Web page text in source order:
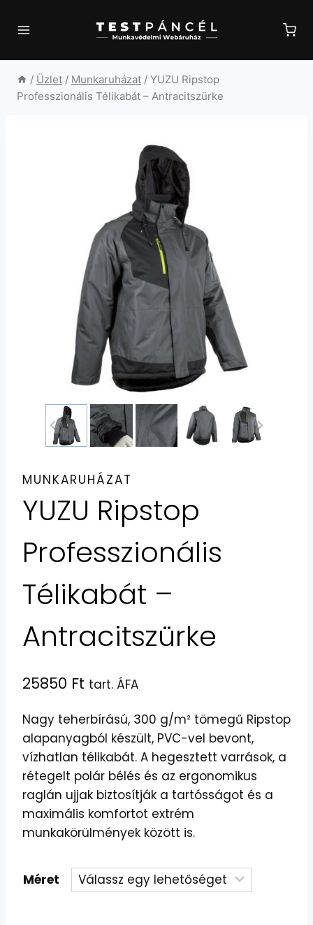
/ Üzlet / Munkaruházat / YUZU Ripstop
Professzionális Télikabát – Antracitszürke
MUNKARUHÁZAT
YUZU Ripstop
Professzionális
Télikabát –
Antracitszürke
25850 Ft tart. ÁFA
Nagy teherbírású, 300 g/m² tömegű Ripstop
alapanyagból készült, PVC-vel bevont,
vízhatlan télikabát. A hegesztett varrások, a
rétegelt polár bélés és az ergonomikus
raglán ujjak biztosítják a tartósságot és a
maximális komfortot extrém
munkakörülmények között is.
Méret